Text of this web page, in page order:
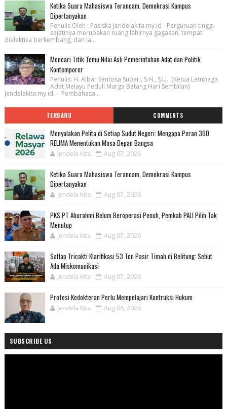
Ketika Suara Mahasiswa Terancam, Demokrasi Kampus
Dipertanyakan
Penulis Oleh : Pasiska Jendelakita.my.id - Perguruan tinggi
sejatinya merupakan ruang lahirnya gagasan, tempat
dialektika berkembang, dan la...
Mencari Titik Temu Nilai Asli Pemerintahan Adat dan Politik
Kontemporer
Penulis: H. Albar Sentosa Subari, S.H., S.U. (Ketua Lembaga
Adat Melayu Peduli Marga Batang Hari Sembilan)
Jendelakita.my.id. - Pembahasa...
TERBARU COMMENTS
Menyalakan Pelita di Setiap Sudut Negeri: Mengapa Peran 360
RELIMA Menentukan Masa Depan Bangsa
Jendela Kita Aug 07, 2026
Ketika Suara Mahasiswa Terancam, Demokrasi Kampus
Dipertanyakan
Jendela Kita Aug 07, 2026
PKS PT Aburahmi Belum Beroperasi Penuh, Pemkab PALI Pilih Tak
Menutup
Jendela Kita Aug 07, 2026
Satlap Tricakti Klarifikasi 53 Ton Pasir Timah di Belitung: Sebut
Ada Miskomunikasi
Jendela Kita Aug 07, 2026
Profesi Kedokteran Perlu Mempelajari Kontruksi Hukum
Jendela Kita Aug 06, 2026
SUBSCRIBE US